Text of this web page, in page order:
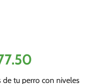
de tu perro con niveles